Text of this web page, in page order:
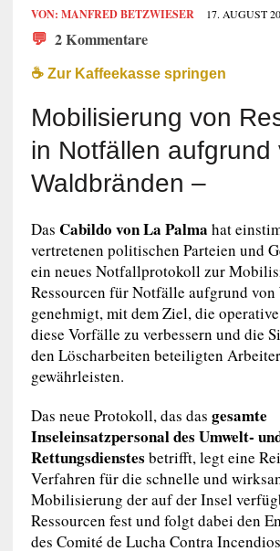
VON: MANFRED BETZWIESER 17. AUGUST
💬 2 Kommentare
☕️ Zur Kaffeekasse springen
Mobilisierung von
in Notfällen aufgrund
Waldbränden –
Das Cabildo von La Palma hat
vertretenen politischen Parteien und
ein neues Notfallprotokoll zur
Ressourcen für Notfälle aufgrund von
genehmigt, mit dem Ziel, die
diese Vorfälle zu verbessern und die
den Löscharbeiten beteiligten
gewährleisten.
Das neue Protokoll, das das gesamte
Inseleinsatzpersonal des Umwelt-
Rettungsdienstes betrifft, legt eine
Verfahren für die schnelle und
Mobilisierung der auf der Insel
Ressourcen fest und folgt dabei den
des Comité de Lucha Contra